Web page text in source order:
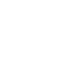
PCD e